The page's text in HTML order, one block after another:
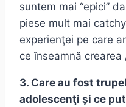
suntem mai “epici”
piese mult mai
experienţei pe care
ce înseamnă
3. Care au fost
adolescenţi și ce